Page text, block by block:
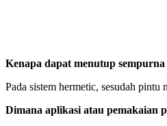
Kenapa dapat menutup
Pada sistem hermetic, sesudah
Dimana aplikasi atau pemakaian